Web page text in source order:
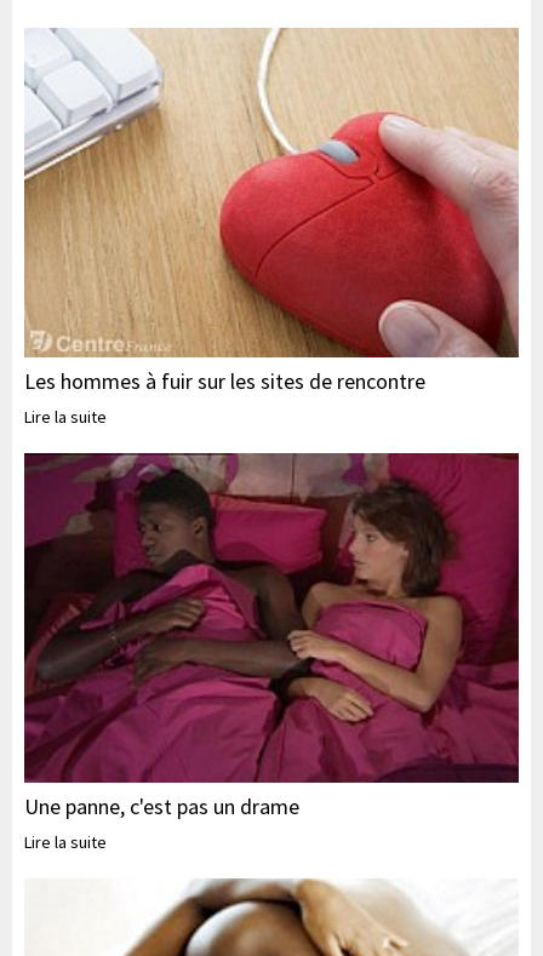
Les hommes à fuir sur les sites de rencontre
Lire la suite
Une panne, c'est pas un drame
Lire la suite